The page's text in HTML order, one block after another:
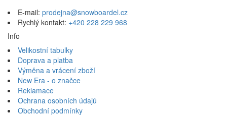
E-mail: prodejna@snowboardel.cz
Rychlý kontakt: +420 228 229 968
Info
Velikostní tabulky
Doprava a platba
Výměna a vrácení zboží
New Era - o značce
Reklamace
Ochrana osobních údajů
Obchodní podmínky